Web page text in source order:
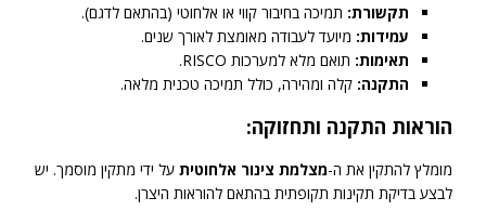
תקשורת: תמיכה בחיבור קווי או אלחוטי (בהתאם לדגם).
עמידות: מיועד לעבודה מאומצת לאורך שנים.
תאימות: תואם מלא למערכות RISCO.
התקנה: קלה ומהירה, כולל תמיכה טכנית מלאה.
הוראות התקנה ותחזוקה:
מומלץ להתקין את ה-מצלמת צינור אלחוטית על ידי מתקין מוסמך. יש
לבצע בדיקת תקינות תקופתית בהתאם להוראות היצרן.